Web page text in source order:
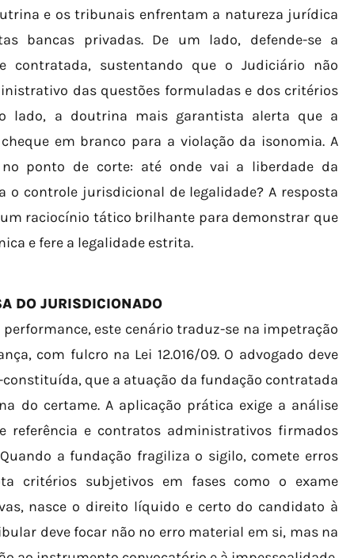
e os tribunais enfrentam a natureza jurídica
bancas privadas. De um lado, defende-se a
contratada, sustentando que o Judiciário não
das questões formuladas e dos critérios
lado, a doutrina mais garantista alerta que a
em branco para a violação da isonomia. A
no ponto de corte: até onde vai a liberdade da
o controle jurisdicional de legalidade? A resposta
um raciocínio tático brilhante para demonstrar que
e fere a legalidade estrita.
DO JURISDICIONADO
este cenário traduz-se na impetração
com fulcro na Lei 12.016/09. O advogado deve
que a atuação da fundação contratada
do certame. A aplicação prática exige a análise
referência e contratos administrativos firmados
a fundação fragiliza o sigilo, comete erros
critérios subjetivos em fases como o exame
nasce o direito líquido e certo do candidato à
deve focar não no erro material em si, mas na